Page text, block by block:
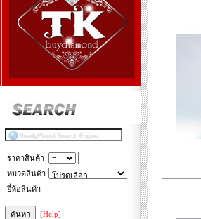
ราคาสินค้า
หมวดสินค้า
ยี่ห้อสินค้า
[Help]